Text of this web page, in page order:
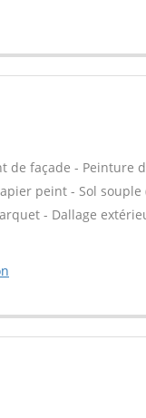
de façade - Peinture
peint - Sol souple
- Dallage